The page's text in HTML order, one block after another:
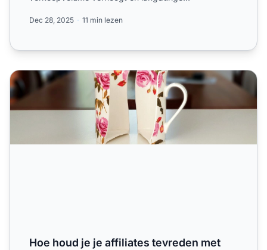
Dec 28, 2025 11 min lezen
Hoe houd je je affiliates tevreden met gesplitste
Hoe houd je je affiliates tevreden met